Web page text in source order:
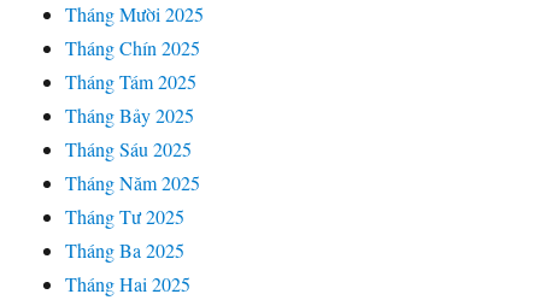
Tháng Mười 2025
Tháng Chín 2025
Tháng Tám 2025
Tháng Bảy 2025
Tháng Sáu 2025
Tháng Năm 2025
Tháng Tư 2025
Tháng Ba 2025
Tháng Hai 2025